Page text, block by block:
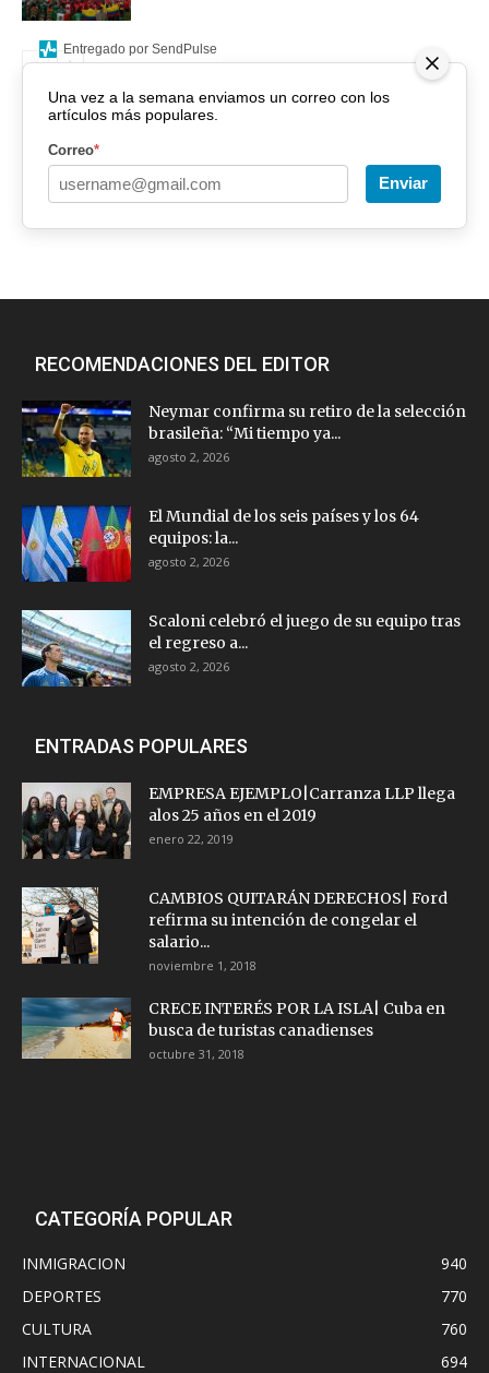
Una vez a la semana enviamos un correo con los
artículos más populares.
Correo*
Enviar
Entregado por SendPulse
RECOMENDACIONES DEL EDITOR
Neymar confirma su retiro de la selección
brasileña: “Mi tiempo ya...
agosto 2, 2026
El Mundial de los seis países y los 64
equipos: la...
agosto 2, 2026
Scaloni celebró el juego de su equipo tras
el regreso a...
agosto 2, 2026
ENTRADAS POPULARES
EMPRESA EJEMPLO|Carranza LLP llega
alos 25 años en el 2019
enero 22, 2019
CAMBIOS QUITARÁN DERECHOS| Ford
refirma su intención de congelar el
salario...
noviembre 1, 2018
CRECE INTERÉS POR LA ISLA| Cuba en
busca de turistas canadienses
octubre 31, 2018
CATEGORÍA POPULAR
INMIGRACION
940
DEPORTES
770
CULTURA
760
INTERNACIONAL
694